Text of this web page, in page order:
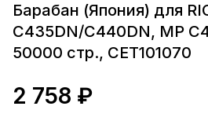
Барабан (Япония) для
C435DN/C440DN, MP
50000 стр., CET101070
2 758 ₽